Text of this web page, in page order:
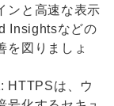
ンと高速な表示
Insightsなどの
を図りましょ
: HTTPSは、ウ